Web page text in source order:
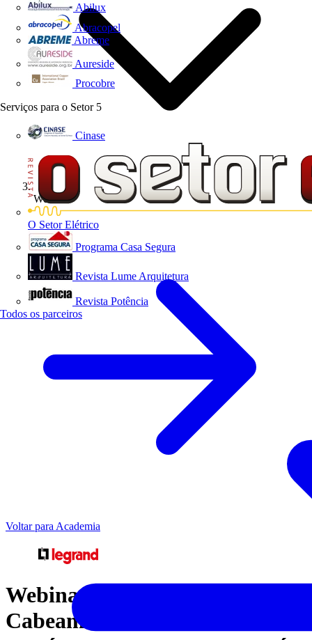
Abilux
Abracopel
Abreme
Aureside
Procobre
Serviços para o Setor 5
Cinase
O Setor Elétrico
Programa Casa Segura
Revista Lume Arquitetura
Revista Potência
Todos os parceiros
Webinar
Voltar para Academia
Webinar Legrand |
Cabeamento Estruturado. O